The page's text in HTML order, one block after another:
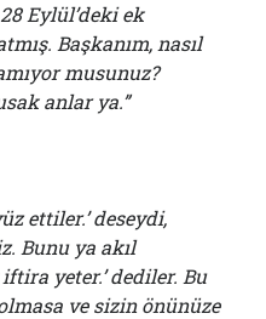
Eylül’deki ek
Başkanım, nasıl
musunuz?
anlar ya.”
ettiler.’ deseydi,
Bunu ya akıl
yeter.’ dediler. Bu
ve sizin önünüze